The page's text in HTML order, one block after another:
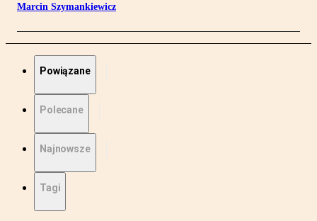
Marcin Szymankiewicz
Powiązane
Polecane
Najnowsze
Tagi